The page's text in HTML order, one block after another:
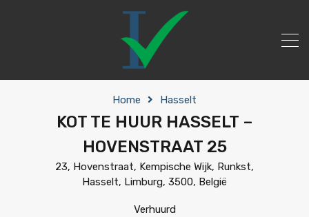
Home Hasselt
KOT TE HUUR HASSELT –
HOVENSTRAAT 25
23, Hovenstraat, Kempische Wijk, Runkst,
Hasselt, Limburg, 3500, België
Verhuurd